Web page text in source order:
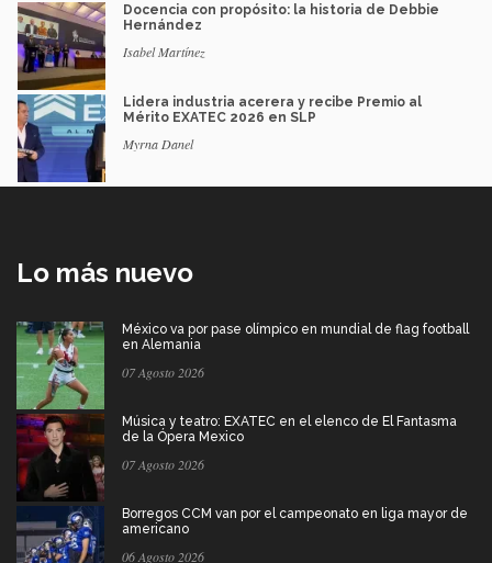
Docencia con propósito: la historia de Debbie
Hernández
Isabel Martínez
Lidera industria acerera y recibe Premio al
Mérito EXATEC 2026 en SLP
Myrna Danel
Lo más nuevo
México va por pase olímpico en mundial de flag football
en Alemania
07 Agosto 2026
Música y teatro: EXATEC en el elenco de El Fantasma
de la Ópera Mexico
07 Agosto 2026
Borregos CCM van por el campeonato en liga mayor de
americano
06 Agosto 2026